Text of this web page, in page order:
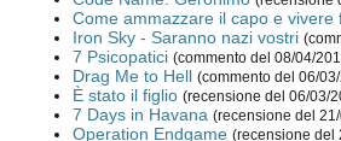
Come ammazzare il capo e vivere
Iron Sky - Saranno nazi vostri
7 Psicopatici (commento del 08/04/
Drag Me to Hell (commento del 06/
È stato il figlio (recensione del 06/03/
7 Days in Havana (recensione del
Operation Endgame (recensione del